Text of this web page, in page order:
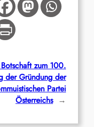
Botschaft zum 100.
der Gründung der
Partei
Österreichs →